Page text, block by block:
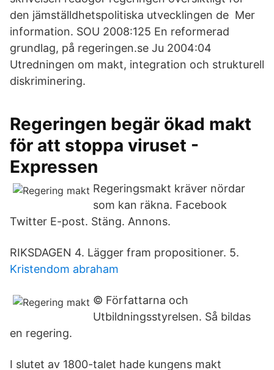
den jämställdhetspolitiska utvecklingen de Mer
information. SOU 2008:125 En reformerad
grundlag, på regeringen.se Ju 2004:04
Utredningen om makt, integration och strukturell
diskriminering.
Regeringen begär ökad makt
för att stoppa viruset -
Expressen
Regeringsmakt kräver nördar
som kan räkna. Facebook
Twitter E-post. Stäng. Annons.
RIKSDAGEN 4. Lägger fram propositioner. 5.
Kristendom abraham
© Författarna och
Utbildningsstyrelsen. Så bildas
en regering.
I slutet av 1800-talet hade kungens makt